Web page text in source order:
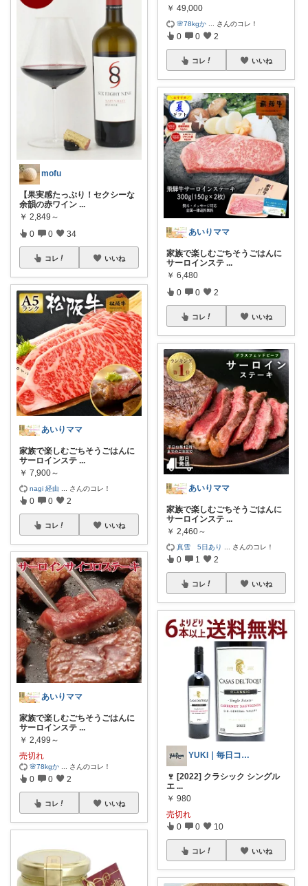
mofu
【果実感たっぷり！セクシーな
余韻の赤ワイン ...
￥ 2,849～
0 0 34
コレ いいね
あいりママ
家族で楽しむごちそうごはんに
サーロインステ ...
￥ 7,900～
nagi 経由 さんのコレ！
0 0 2
コレ いいね
あいりママ
家族で楽しむごちそうごはんに
サーロインステ ...
￥ 2,499～
売切れ
🌸78kgか さんのコレ！
0 0 2
コレ いいね
￥ 49,000
🌸78kgか さんのコレ！
0 0 2
コレ いいね
あいりママ
家族で楽しむごちそうごはんに
サーロインステ ...
￥ 6,480
0 0 2
コレ いいね
あいりママ
家族で楽しむごちそうごはんに
サーロインステ ...
￥ 2,460～
真雪 5日あり さんのコレ！
0 1 2
コレ いいね
YUKI｜毎日コツコツ更新✨
🍷 [2022] クラシック シングル
エ ...
￥ 980
売切れ
0 0 10
コレ いいね